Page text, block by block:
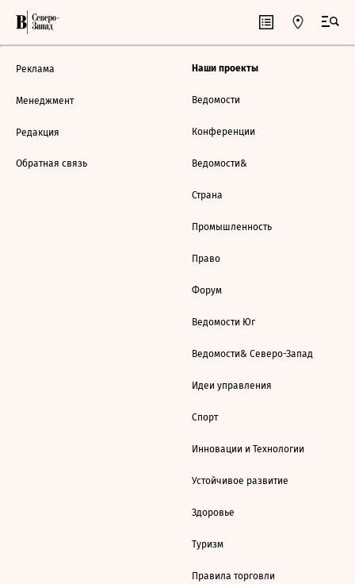
Реклама
Менеджмент
Редакция
Обратная связь
Наши проекты
Ведомости
Конференции
Ведомости&
Страна
Промышленность
Право
Форум
Ведомости Юг
Ведомости& Северо-Запад
Идеи управления
Спорт
Инновации и Технологии
Устойчивое развитие
Здоровье
Туризм
Правила торговли